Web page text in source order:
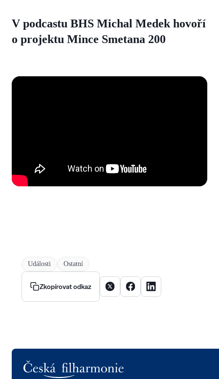
V podcastu BHS Michal Medek hovoří
o projektu Mince Smetana 200
Události Ostatní
Zkopírovat odkaz Sdílet článek na X
Sdílet článek na Facebooku
Sdílet článek na